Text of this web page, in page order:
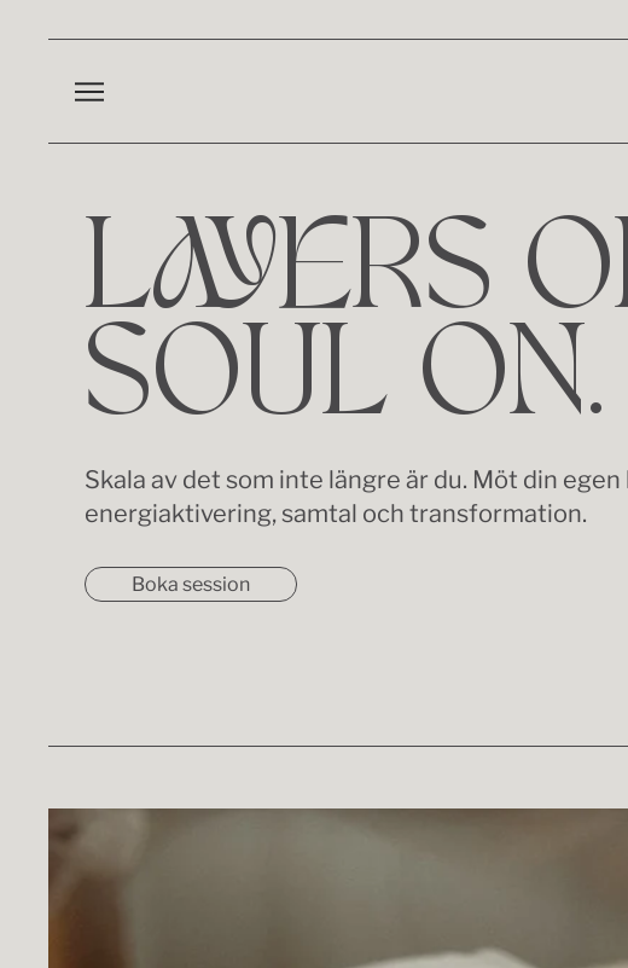
LAYERS
SOUL ON.
Skala av det som inte längre är du. Möt din
energiaktivering, samtal och transformation.
Boka session